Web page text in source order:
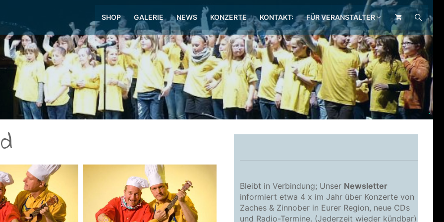
SHOP GALERIE NEWS KONZERTE KONTAKT: FÜR VERANSTALTER
.
Bleibt in Verbindung; Unser Newsletter
informiert etwa 4 x im Jahr über Konzerte von
Zaches & Zinnober in Eurer Region, neue CDs
und Radio-Termine. (Jederzeit wieder kündbar)